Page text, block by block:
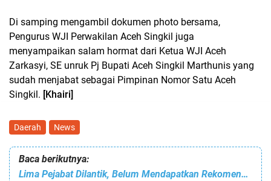
Di samping mengambil dokumen photo bersama,
Pengurus WJI Perwakilan Aceh Singkil juga
menyampaikan salam hormat dari Ketua WJI Aceh
Zarkasyi, SE unruk Pj Bupati Aceh Singkil Marthunis yang
sudah menjabat sebagai Pimpinan Nomor Satu Aceh
Singkil. [Khairi]
Daerah News
Baca berikutnya:
Lima Pejabat Dilantik, Belum Mendapatkan Rekomendasi Dari KASN